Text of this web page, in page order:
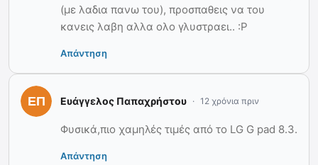
(με λαδια πανω του), προσπαθεις να του
κανεις λαβη αλλα ολο γλυστραει.. :Ρ
Απάντηση
Ευάγγελος Παπαχρήστου 12 χρόνια πριν
Φυσικά,πιο χαμηλές τιμές από το LG G pad 8.3.
Απάντηση